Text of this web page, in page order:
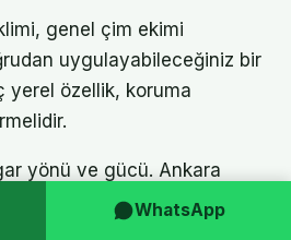
genel çim ekimi
uygulayabileceğiniz bir
yerel özellik, koruma
yönü ve gücü. Ankara
yönünden kuvvetli
WhatsApp